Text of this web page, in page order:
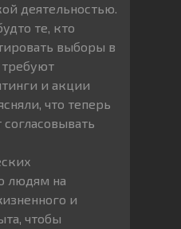
деятельностью.
те, кто
выборы в
требуют
и акции
что теперь
людям на
и
чтобы